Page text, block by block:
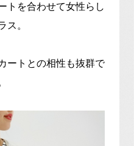
トを合わせて女性らし
ス。
ートとの相性も抜群で